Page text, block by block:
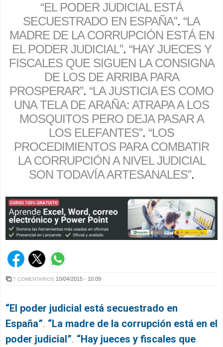
“EL PODER JUDICIAL ESTÁ
SECUESTRADO EN ESPAÑA”. “LA
MADRE DE LA CORRUPCIÓN ESTÁ EN
EL PODER JUDICIAL”. “HAY JUECES Y
FISCALES QUE SIGUEN LA CONSIGNA
DE LOS DE ARRIBA PARA
PROSPERAR”. “LA JUSTICIA ES COMO
UNA TELA DE ARAÑA: ATRAPA A LOS
MOSQUITOS PERO DEJA PASAR A
LOS ELEFANTES”. “LOS
PROCEDIMIENTOS PARA COMBATIR
LA CORRUPCIÓN A NIVEL JUDICIAL
SON TODAVÍA ARTESANALES”.
7 COMENTARIOS 10/04/2015 - 10:09
“El poder judicial está secuestrado en
España”. “La madre de la corrupción está en el
poder judicial”. “Hay jueces y fiscales que